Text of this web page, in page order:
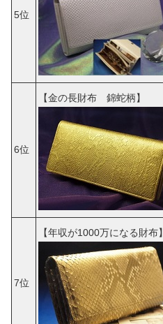
5位
6位
【金の長財布 錦蛇柄】
7位
【年収が1000万になる財布】